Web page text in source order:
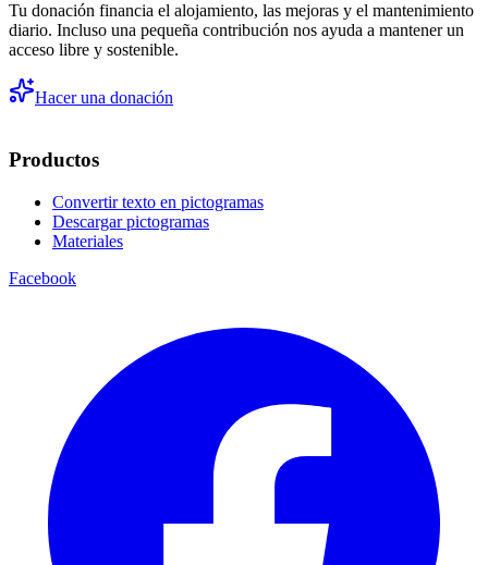
Tu donación financia el alojamiento, las mejoras y el mantenimiento
diario. Incluso una pequeña contribución nos ayuda a mantener un
acceso libre y sostenible.
Hacer una donación
Productos
Convertir texto en pictogramas
Descargar pictogramas
Materiales
Facebook